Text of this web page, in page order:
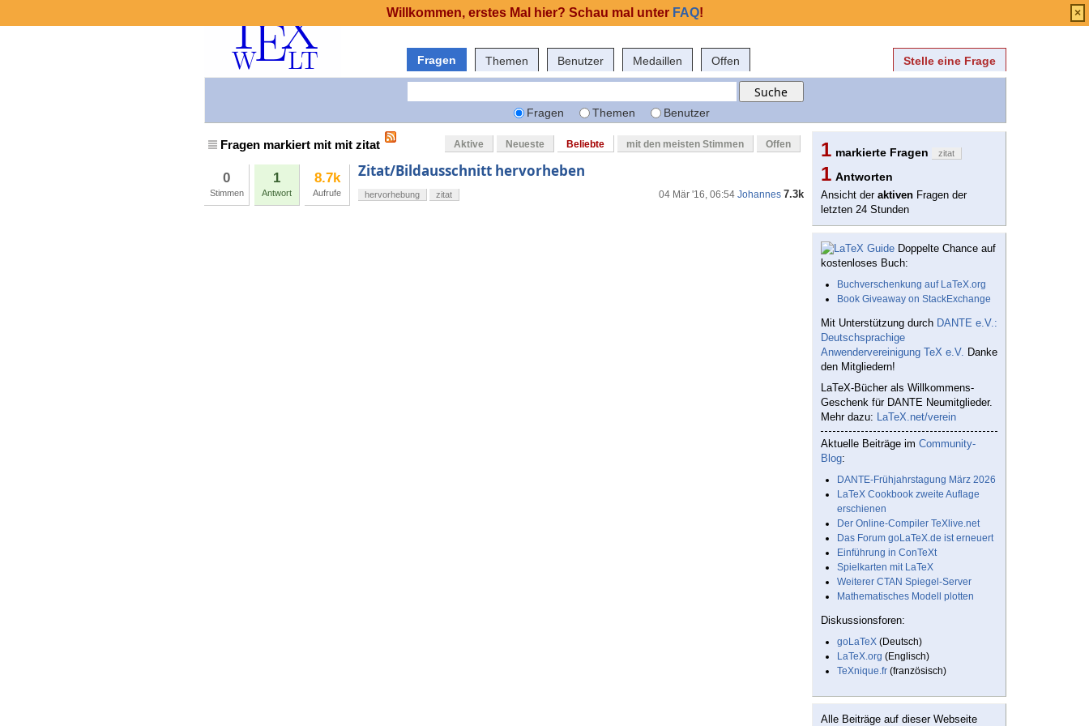
Fragen Themen Benutzer Medaillen Offen Stelle eine Frage
Fragen Themen Benutzer
Fragen markiert mit mit zitat Aktive Neueste Beliebte mit den meisten Stimmen Offen
0
Stimmen
1
Antwort
8.7k
Aufrufe
Zitat/Bildausschnitt hervorheben
04 Mär '16, 06:54 Johannes 7.3k
hervorhebung zitat
1 markierte Fragen zitat
1 Antworten
Ansicht der aktiven Fragen der
letzten 24 Stunden
Doppelte Chance auf
kostenloses Buch:
Buchverschenkung auf LaTeX.org
Book Giveaway on StackExchange
Mit Unterstützung durch DANTE e.V.:
Deutschsprachige
Anwendervereinigung TeX e.V. Danke
den Mitgliedern!
LaTeX-Bücher als Willkommens-
Geschenk für DANTE Neumitglieder.
Mehr dazu: LaTeX.net/verein
Aktuelle Beiträge im Community-
Blog:
DANTE-Frühjahrstagung März 2026
LaTeX Cookbook zweite Auflage
erschienen
Der Online-Compiler TeXlive.net
Das Forum goLaTeX.de ist erneuert
Einführung in ConTeXt
Spielkarten mit LaTeX
Weiterer CTAN Spiegel-Server
Mathematisches Modell plotten
Diskussionsforen:
goLaTeX (Deutsch)
LaTeX.org (Englisch)
TeXnique.fr (französisch)
Alle Beiträge auf dieser Webseite
Willkommen, erstes Mal hier? Schau mal unter FAQ! ×